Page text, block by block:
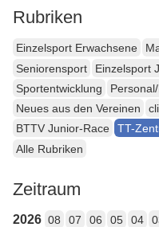
Rubriken
Einzelsport Erwachsene
Seniorensport
Einzelsport
Sportentwicklung
Neues aus den Vereinen
BTTV Junior-Race
TT-
Alle Rubriken
Zeitraum
2026 08 07 06 05 04